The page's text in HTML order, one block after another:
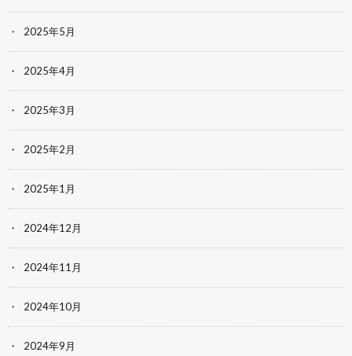
2025年5月
2025年4月
2025年3月
2025年2月
2025年1月
2024年12月
2024年11月
2024年10月
2024年9月